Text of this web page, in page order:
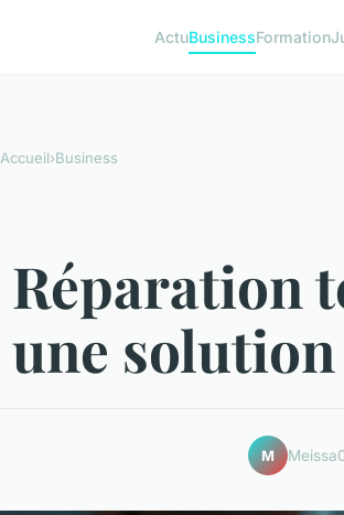
ActuBusinessFormation
Accueil›Business
Réparation
une
M Meissa